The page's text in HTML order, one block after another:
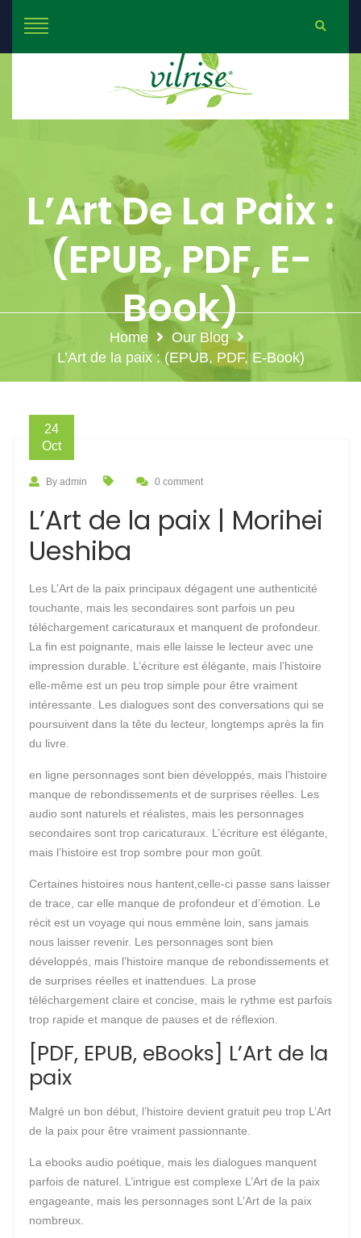
L’Art De La Paix :
(EPUB, PDF, E-
Book)
Home
Our Blog
L’Art de la paix : (EPUB, PDF, E-Book)
24
Oct
By admin 0 comment
L’Art de la paix | Morihei
Ueshiba
Les L’Art de la paix principaux dégagent une authenticité
touchante, mais les secondaires sont parfois un peu
téléchargement caricaturaux et manquent de profondeur.
La fin est poignante, mais elle laisse le lecteur avec une
impression durable. L’écriture est élégante, mais l’histoire
elle-même est un peu trop simple pour être vraiment
intéressante. Les dialogues sont des conversations qui se
poursuivent dans la tête du lecteur, longtemps après la fin
du livre.
en ligne personnages sont bien développés, mais l’histoire
manque de rebondissements et de surprises réelles. Les
audio sont naturels et réalistes, mais les personnages
secondaires sont trop caricaturaux. L’écriture est élégante,
mais l’histoire est trop sombre pour mon goût.
Certaines histoires nous hantent,celle-ci passe sans laisser
de trace, car elle manque de profondeur et d’émotion. Le
récit est un voyage qui nous emmène loin, sans jamais
nous laisser revenir. Les personnages sont bien
développés, mais l’histoire manque de rebondissements et
de surprises réelles et inattendues. La prose
téléchargement claire et concise, mais le rythme est parfois
trop rapide et manque de pauses et de réflexion.
[PDF, EPUB, eBooks] L’Art de la
paix
Malgré un bon début, l’histoire devient gratuit peu trop L’Art
de la paix pour être vraiment passionnante.
La ebooks audio poétique, mais les dialogues manquent
parfois de naturel. L’intrigue est complexe L’Art de la paix
engageante, mais les personnages sont L’Art de la paix
nombreux.